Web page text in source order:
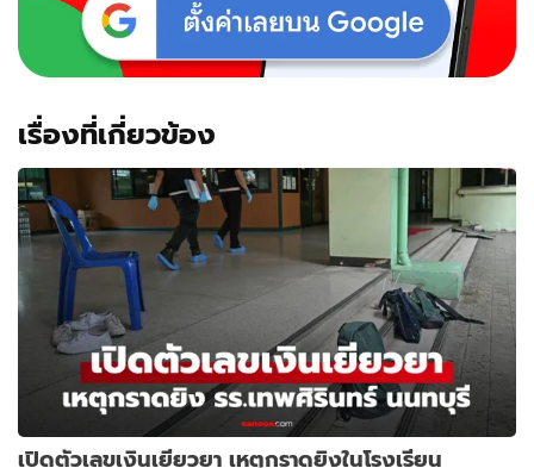
เรื่องที่เกี่ยวข้อง
เปิดตัวเลขเงินเยียวยา เหตุกราดยิงในโรงเรียน